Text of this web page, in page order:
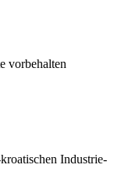
vorbehalten